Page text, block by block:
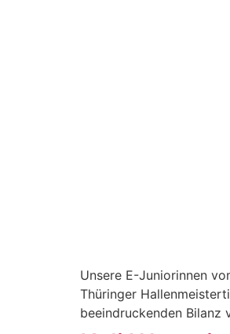
Unsere E-Juniorinnen
Thüringer
beeindruckenden Bilanz